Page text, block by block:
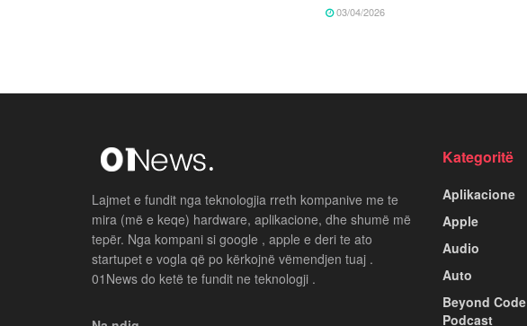
03/04/2026
Lajmet e fundit nga teknologjia rreth kompanive me te
mira (më e keqe) hardware, aplikacione, dhe shumë më
tepër. Nga kompani si google , apple e deri te ato
startupet e vogla që po kërkojnë vëmendjen tuaj .
01News do ketë te fundit ne teknologji .
Kategoritë
Aplikacione
Apple
Audio
Auto
Beyond Code
Podcast